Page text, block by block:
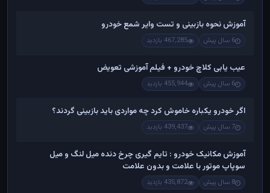
آموزش نحوه بازبینی و تست وایر شمع خودرو
6 سال پیش 467,285 بازدید
عیب یابی کلاچ خودرو + فیلم آموزشی تعویض
6 سال پیش 455,944 بازدید
اگر خودرو یکباره خاموش کرد چه مواردی باید بازبینی گردند؟
7 سال پیش 439,437 بازدید
آموزش مکانیک خودرو : تایم گیری چرخ دنده میل لنگ و میل
سوپاپ موتور با علامت و بدون علامت
8 سال پیش 435,872 بازدید